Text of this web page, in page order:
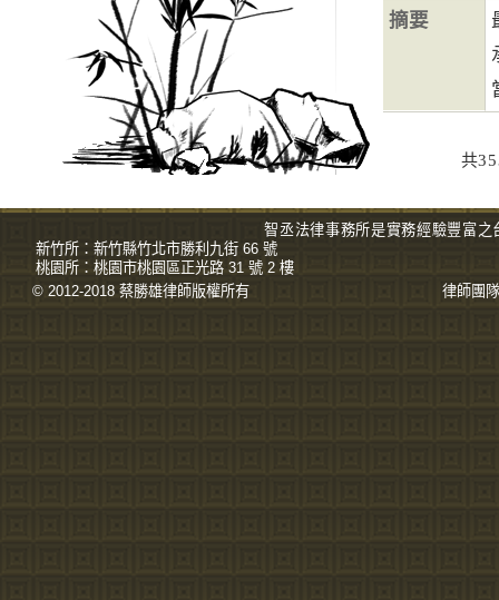
摘要
共
智丞法律事務所是實務經驗豐富之
新竹所： 新竹縣竹北市勝利九街 66 號
桃園所： 桃園市桃園區正光路 31 號 2 樓
© 2012-2018 蔡勝雄律師版權所有 律師團隊